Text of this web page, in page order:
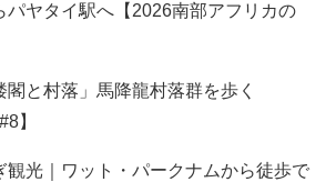
パヤタイ駅へ【2026南部アフリカの
と村落」馬降龍村落群を歩く
】
観光｜ワット・パークナムから徒歩で